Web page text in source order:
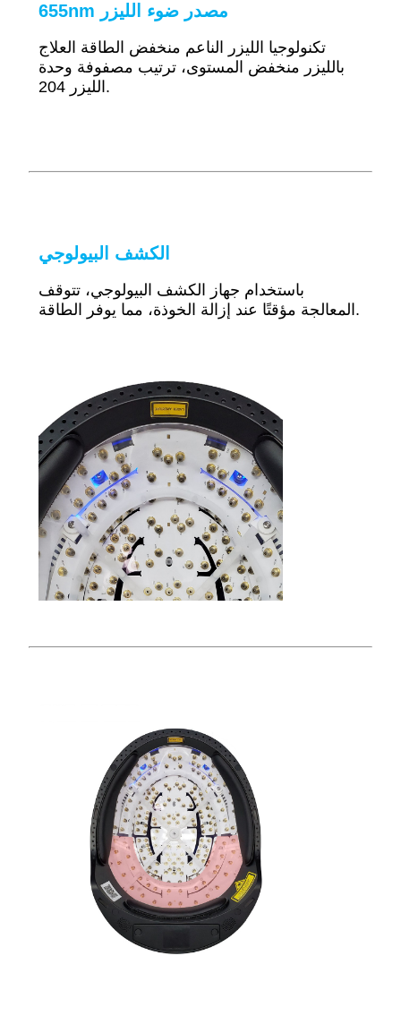
655nm مصدر ضوء الليزر
تكنولوجيا الليزر الناعم منخفض الطاقة العلاج
بالليزر منخفض المستوى، ترتيب مصفوفة وحدة
الليزر 204.
الكشف البيولوجي
باستخدام جهاز الكشف البيولوجي، تتوقف
المعالجة مؤقتًا عند إزالة الخوذة، مما يوفر الطاقة.